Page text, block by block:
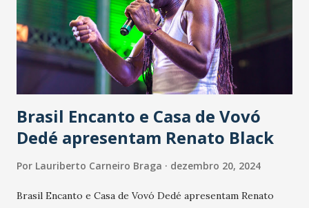
Brasil Encanto e Casa de Vovó
Dedé apresentam Renato Black
Por Lauriberto Carneiro Braga dezembro 20, 2024
Brasil Encanto e Casa de Vovó Dedé apresentam Renato